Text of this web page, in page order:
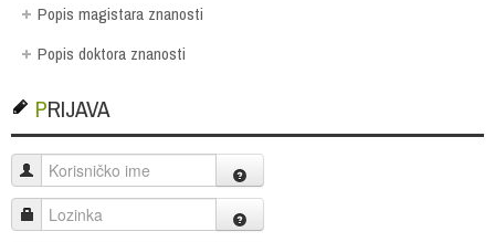
Popis magistara znanosti
Popis doktora znanosti
PRIJAVA
Korisničko ime
Lozinka